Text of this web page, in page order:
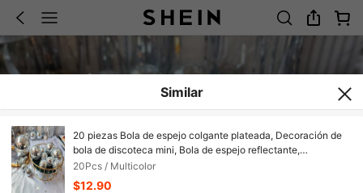
Similar
20 piezas Bola de espejo colgante plateada, Decoración de
bola de discoteca mini, Bola de espejo reflectante,
Decoración de pastel, Árbol de Navidad, Boda
20Pcs / Multicolor
$12.90